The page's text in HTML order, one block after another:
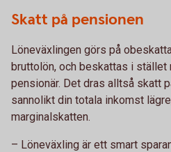
Skatt på pensionen
Löneväxlingen görs på
bruttolön, och beskattas i stället
pensionär. Det dras alltså skatt
sannolikt din totala inkomst
marginalskatten.
– Löneväxling är ett smart